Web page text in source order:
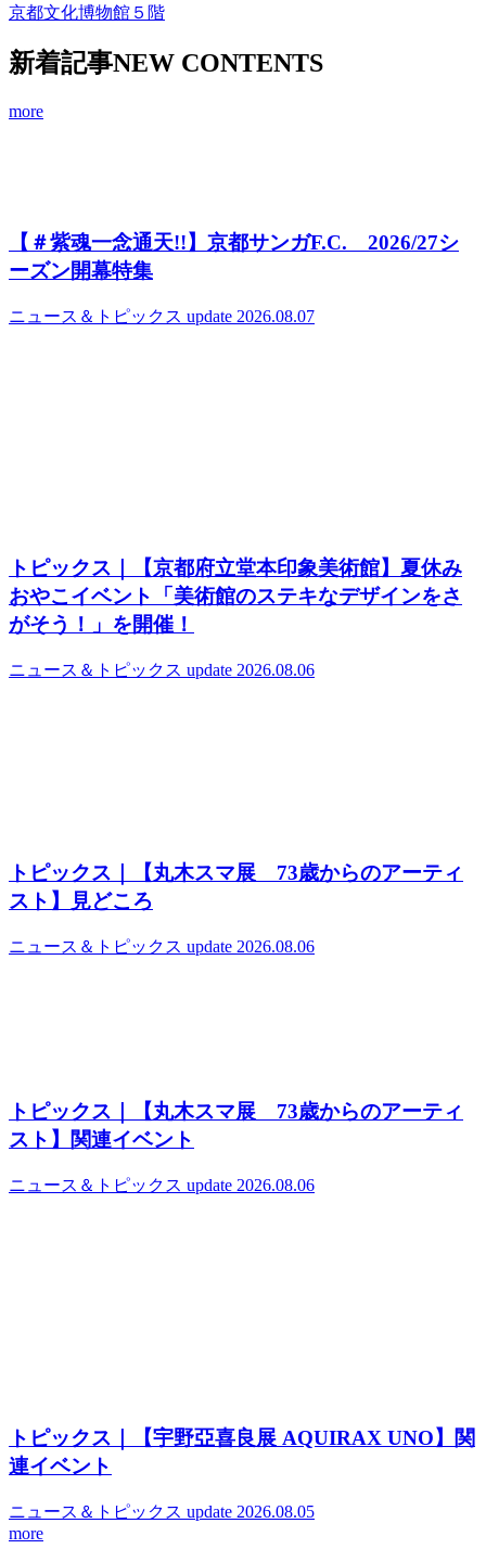
京都文化博物館５階
新着記事NEW CONTENTS
more
【＃紫魂一念通天!!】京都サンガF.C. 2026/27シ
ーズン開幕特集
ニュース＆トピックス update 2026.08.07
トピックス｜【京都府立堂本印象美術館】夏休み
おやこイベント「美術館のステキなデザインをさ
がそう！」を開催！
ニュース＆トピックス update 2026.08.06
トピックス｜【丸木スマ展 73歳からのアーティ
スト】見どころ
ニュース＆トピックス update 2026.08.06
トピックス｜【丸木スマ展 73歳からのアーティ
スト】関連イベント
ニュース＆トピックス update 2026.08.06
トピックス｜【宇野亞喜良展 AQUIRAX UNO】関
連イベント
ニュース＆トピックス update 2026.08.05
more